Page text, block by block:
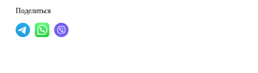
Поделиться